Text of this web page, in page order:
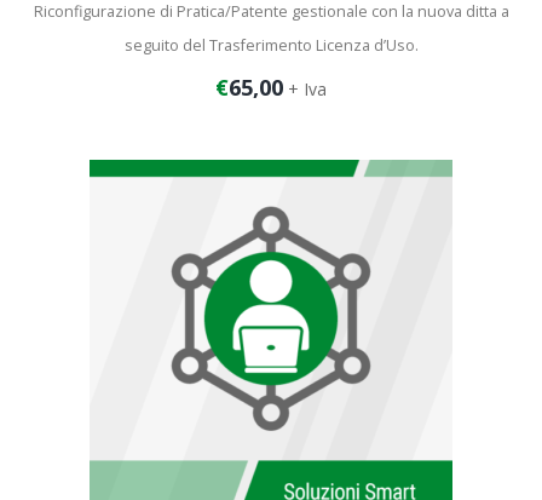
Riconfigurazione di Pratica/Patente gestionale con la nuova ditta a
seguito del Trasferimento Licenza d’Uso.
€65,00 + Iva